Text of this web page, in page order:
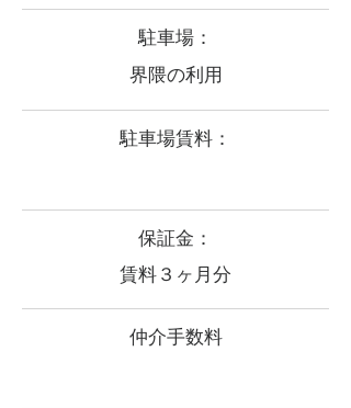
​駐車場：
界隈の利用
​駐車場賃料：
​保証金：
賃料３ヶ月分
​仲介手数料